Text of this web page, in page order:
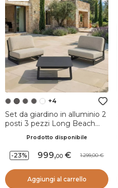
+4
Set da giardino in alluminio 2
posti 3 pezzi Long Beach
Prodotto disponibile
-23% 999,00 1.299,00
Aggiungi al carrello